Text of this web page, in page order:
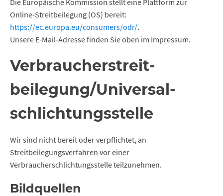
Die Europäische Kommission stellt eine Plattform zur
Online-Streitbeilegung (OS) bereit:
https://ec.europa.eu/consumers/odr/.
Unsere E-Mail-Adresse finden Sie oben im Impressum.
Verbraucher­streit­
beilegung/Universal­
schlichtungs­stelle
Wir sind nicht bereit oder verpflichtet, an
Streitbeilegungsverfahren vor einer
Verbraucherschlichtungsstelle teilzunehmen.
Bildquellen